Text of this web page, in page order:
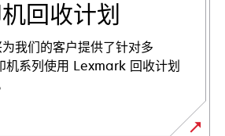
回收计划
我们的客户提供了针对多
系列使用 Lexmark 回收计划